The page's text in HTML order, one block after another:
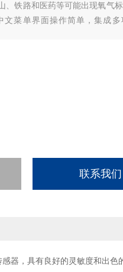
、铁路和医药等可能出现氧气
文菜单界面操作简单，集成多
联系我们
器，具有良好的灵敏度和出色